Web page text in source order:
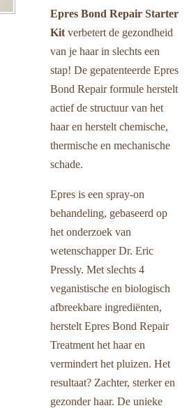
Epres Bond Repair Starter
Kit verbetert de gezondheid
van je haar in slechts een
stap! De gepatenteerde Epres
Bond Repair formule herstelt
actief de structuur van het
haar en herstelt chemische,
thermische en mechanische
schade.
Epres is een spray-on
behandeling, gebaseerd op
het onderzoek van
wetenschapper Dr. Eric
Pressly. Met slechts 4
veganistische en biologisch
afbreekbare ingrediënten,
herstelt Epres Bond Repair
Treatment het haar en
vermindert het pluizen. Het
resultaat? Zachter, sterker en
gezonder haar. De unieke